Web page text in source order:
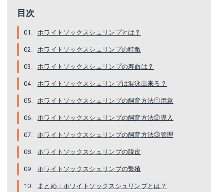
目次
ホワイトソックスシュリンプとは？
ホワイトソックスシュリンプの特徴
ホワイトソックスシュリンプの寿命は？
ホワイトソックスシュリンプは混泳出来る？
ホワイトソックスシュリンプの飼育方法①用意
ホワイトソックスシュリンプの飼育方法②導入
ホワイトソックスシュリンプの飼育方法③管理
ホワイトソックスシュリンプの脱皮
ホワイトソックスシュリンプの繫殖
まとめ：ホワイトソックスシュリンプとは？